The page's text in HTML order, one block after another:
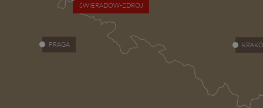
ŚWIERADÓW-ZDRÓJ
PRAGA